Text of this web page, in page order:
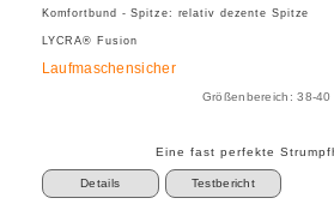
Komfortbund - Spitze: relativ dezente Spitze
LYCRA® Fusion
Laufmaschensicher
Größenbereich: 38-
Eine fast perfekte
Details Testbericht